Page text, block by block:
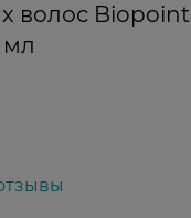
волос Biopoint
мл